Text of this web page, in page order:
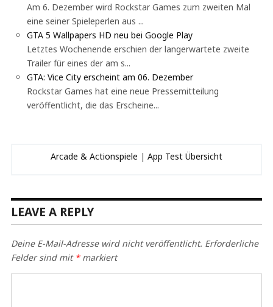
Am 6. Dezember wird Rockstar Games zum zweiten Mal
eine seiner Spieleperlen aus ...
GTA 5 Wallpapers HD neu bei Google Play
Letztes Wochenende erschien der langerwartete zweite
Trailer für eines der am s...
GTA: Vice City erscheint am 06. Dezember
Rockstar Games hat eine neue Pressemitteilung
veröffentlicht, die das Erscheine...
Arcade & Actionspiele | App Test Übersicht
LEAVE A REPLY
Deine E-Mail-Adresse wird nicht veröffentlicht. Erforderliche
Felder sind mit *markiert